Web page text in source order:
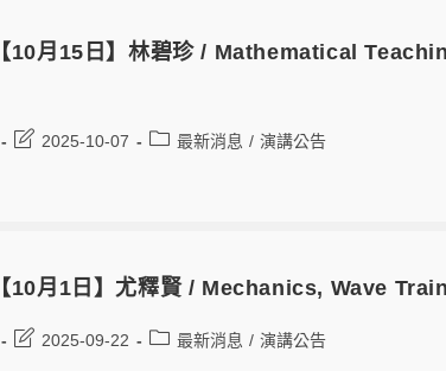
【10月15日】林碧珍 / Mathematical
2025-10-07 最新消息 / 演講公告
【10月1日】尤釋賢 / Mechanics, Wave
2025-09-22 最新消息 / 演講公告